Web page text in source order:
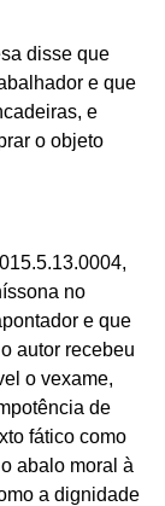
disse que
e que
e
o objeto
no
e que
autor recebeu
o vexame,
de
fático como
abalo moral à
a dignidade